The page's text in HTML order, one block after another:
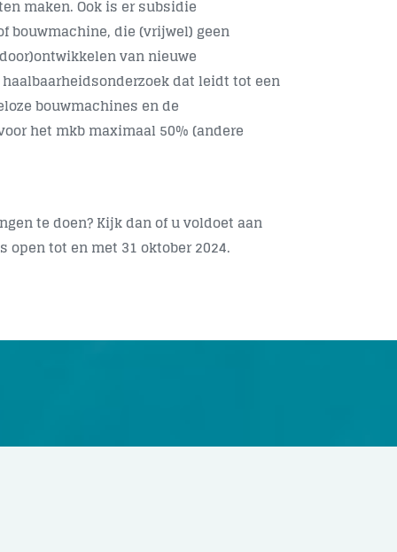
maken. Ook is er subsidie
bouwmachine, die (vrijwel) geen
van nieuwe
dat leidt tot een
bouwmachines en de
het mkb maximaal 50% (andere
te doen? Kijk dan of u voldoet aan
open tot en met 31 oktober 2024.